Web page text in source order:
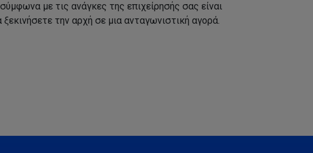
με τις ανάγκες της επιχείρησής σας είναι
ξεκινήσετε την αρχή σε μια ανταγωνιστική αγορά.